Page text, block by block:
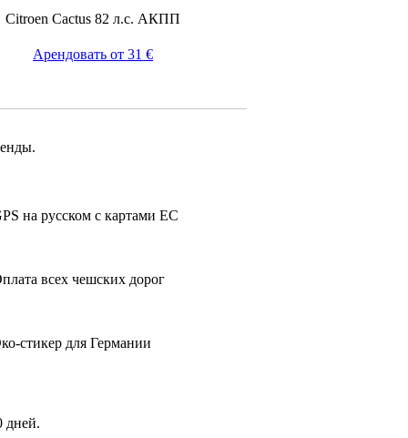
Citroen Cactus 82 л.с. АКПП
Арендовать от 31 €
на русском с картами ЕС
всех чешских дорог
стикер для Германии
дней.